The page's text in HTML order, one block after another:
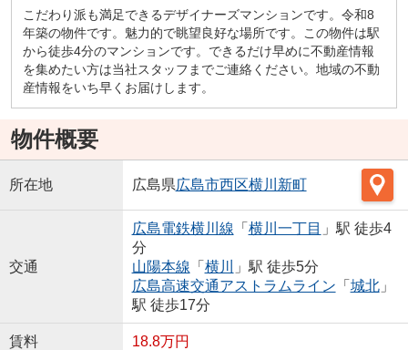
こだわり派も満足できるデザイナーズマンションです。令和8
年築の物件です。魅力的で眺望良好な場所です。この物件は駅
から徒歩4分のマンションです。できるだけ早めに不動産情報
を集めたい方は当社スタッフまでご連絡ください。地域の不動
産情報をいち早くお届けします。
物件概要
所在地 広島県広島市西区横川新町
交通
広島電鉄横川線 「 横川一丁目 」駅 徒歩4
分
山陽本線 「 横川
」駅 徒歩5分
広島高速交通アストラムライン 「 城北」
駅 徒歩17分
賃料 18.8万円